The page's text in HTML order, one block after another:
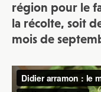
région pour le
la récolte, soit
mois de